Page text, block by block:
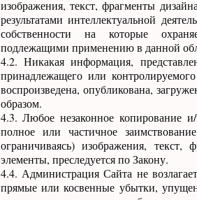
изображения, текст, фрагменты
результатами интеллектуальной
собственности на которые
подлежащими применению в данной
4.2. Никакая информация,
принадлежащего или
воспроизведена, опубликована,
образом.
4.3. Любое незаконное копирование
полное или частичное
ограничиваясь) изображения,
элементы, преследуется по Закону.
4.4. Администрация Сайта не
прямые или косвенные убытки,